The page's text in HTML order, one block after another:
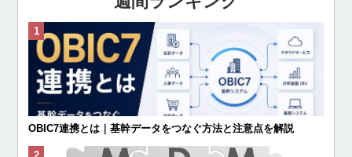
OBIC7連携とは｜基幹データをつなぐ方法と注意点を解説